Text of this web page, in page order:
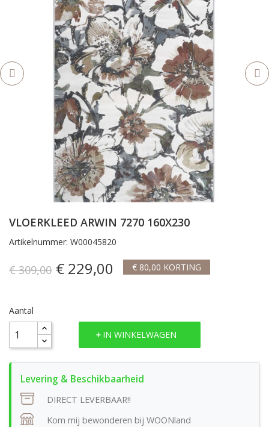
VLOERKLEED ARWIN 7270 160X230
Artikelnummer: W00045820
€ 309,00 € 229,00 € 80,00 KORTING
Aantal
IN WINKELWAGEN
DIRECT LEVERBAAR!!
Kom mij bewonderen bij WOONland